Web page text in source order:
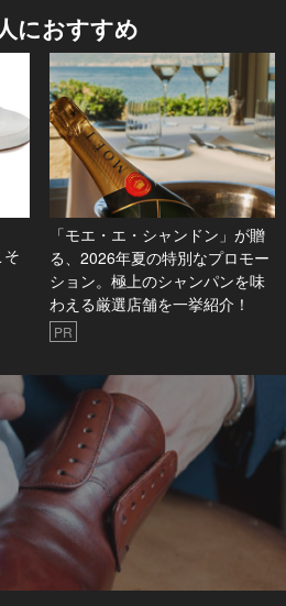
におすすめ
「モエ・エ・シャンドン」が贈
る、2026年夏の特別なプロモー
ション。極上のシャンパンを味
わえる厳選店舗を一挙紹介！
PR